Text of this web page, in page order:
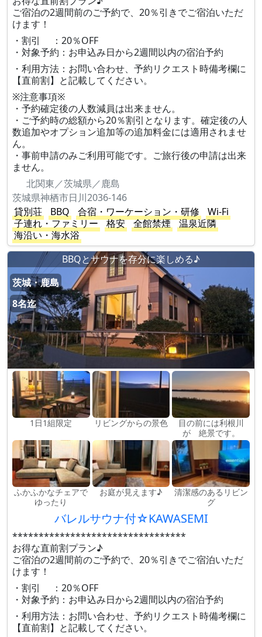
ご宿泊の2週間前のご予約で、20％引きでご宿泊いただ
けます！
・割引 ：20％OFF
・対象予約：お申込み日から2週間以内の宿泊予約
・利用方法：お問い合わせ、予約リクエスト時備考欄に
【直前割】と記載してください。
※注意事項※
・予約確定後の人数減員は出来ません。
・ご予約時の総額から20％割引となります。確定後の人
数追加やオプション追加等の追加料金には適用されませ
ん。
・事前申請のみご利用可能です。ご旅行後の申請は出来
ません。
北関東／茨城県／鹿島
茨城県神栖市日川2036-146
貸別荘
BBQ 合宿・ワーケーション・研修
Wi-Fi
子連れ・ファミリー
格安 全館禁煙
温泉近隣
海沿い・海水浴
BBQとサウナを存分に楽しめる♪
茨城・鹿島
8名迄
1日1組限定 リビングからの景色
目の前には利根川
が 絶景です。
ふかふかなチェアで
ゆったり
お庭が見えます♪
清潔感のあるリビン
グ
バレルサウナ付☆KAWASEMI
*********************************
お得な直前割プラン♪
ご宿泊の2週間前のご予約で、20％引きでご宿泊いただ
けます！
・割引 ：20％OFF
・対象予約：お申込み日から2週間以内の宿泊予約
・利用方法：お問い合わせ、予約リクエスト時備考欄に
【直前割】と記載してください。